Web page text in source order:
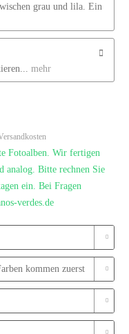
grau und lila. Ein
mehr
Fotoalben. Wir fertigen
analog. Bitte rechnen Sie
ein. Bei Fragen
verdes.de
kommen zuerst